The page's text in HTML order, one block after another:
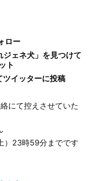
ロー
ェネ犬」を見つけて
ト
イッターに投稿
にて控えさせていた
）23時59分までです